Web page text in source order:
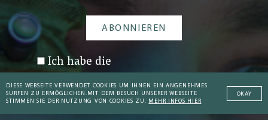
Ich habe die
Datenschutzerklärunggelesen und
stimme zu.
DIESE WEBSEITE VERWENDET COOKIES UM IHNEN EIN ANGENEHMES
SURFEN ZU ERMÖGLICHEN. MIT DEM BESUCH UNSERER WEBSEITE
STIMMEN SIE DER NUTZUNG VON COOKIES ZU. MEHR INFOS HIER
OKAY